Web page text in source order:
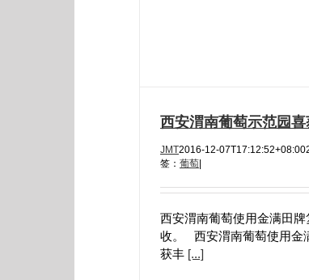
西安渭南葡萄示范园
JMT2016-12-07T17:12:52+08:00
签： 葡萄|
西安渭南葡萄使用金满田
收。 西安渭南葡萄使用金
获丰 [...]